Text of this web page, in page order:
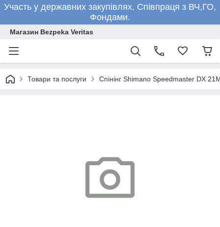
Участь у державних закупівлях. Співпраця з ВЧ,ГО,
Фондами.
Магазин Bezpeka Veritas
Товари та послуги Спінінг Shimano Speedmaster DX